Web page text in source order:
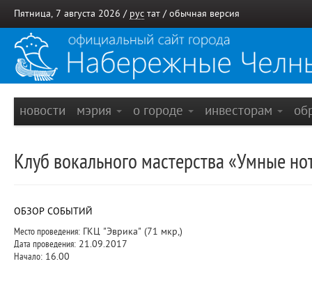
Пятница, 7 августа 2026 / рус тат / обычная версия
новости мэрия о городе инвесторам
Клуб вокального мастерства «Умные
ОБЗОР СОБЫТИЙ
Место проведения: ГКЦ "Эврика" (71 мкр,)
Дата проведения: 21.09.2017
Начало: 16.00